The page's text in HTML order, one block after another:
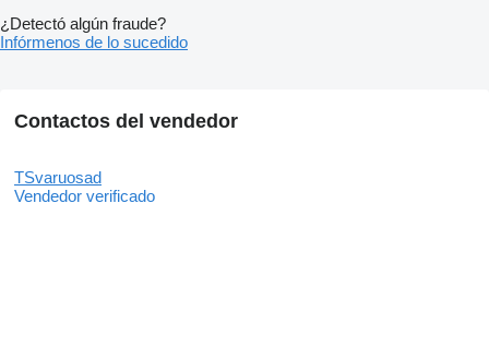
¿Detectó algún fraude?
Infórmenos de lo sucedido
Contactos del vendedor
TSvaruosad
Vendedor verificado